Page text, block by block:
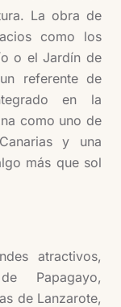
La obra de
como los
o el Jardín de
referente de
en la
como uno de
y una
más que sol
atractivos,
Papagayo,
de Lanzarote,